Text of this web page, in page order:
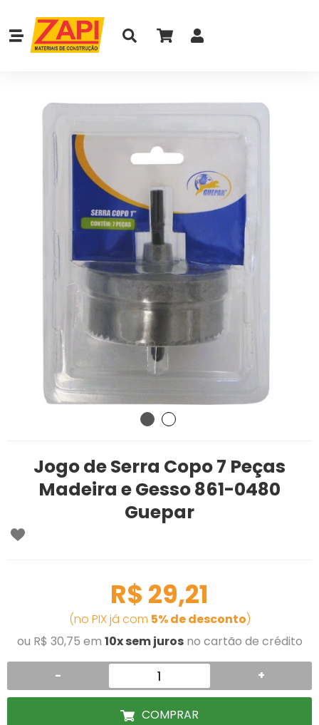
Jogo de Serra Copo 7 Peças
Madeira e Gesso 861-0480
Guepar
R$ 29,21
(no PIX já com 5% de desconto)
ou R$ 30,75 em 10x sem jurosno cartão de crédito
- +
COMPRAR